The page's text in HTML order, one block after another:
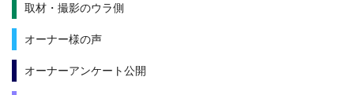
取材・撮影のウラ側
オーナー様の声
オーナーアンケート公開